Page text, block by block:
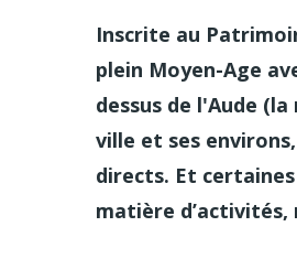
Inscrite au
plein Moyen-Age
dessus de l'Aude
ville et ses
directs. Et
matière d’activités,